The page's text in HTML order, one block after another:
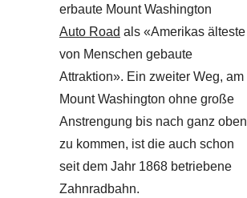
erbaute Mount Washington
Auto Road als «Amerikas älteste
von Menschen gebaute
Attraktion». Ein zweiter Weg, am
Mount Washington ohne große
Anstrengung bis nach ganz oben
zu kommen, ist die auch schon
seit dem Jahr 1868 betriebene
Zahnradbahn.